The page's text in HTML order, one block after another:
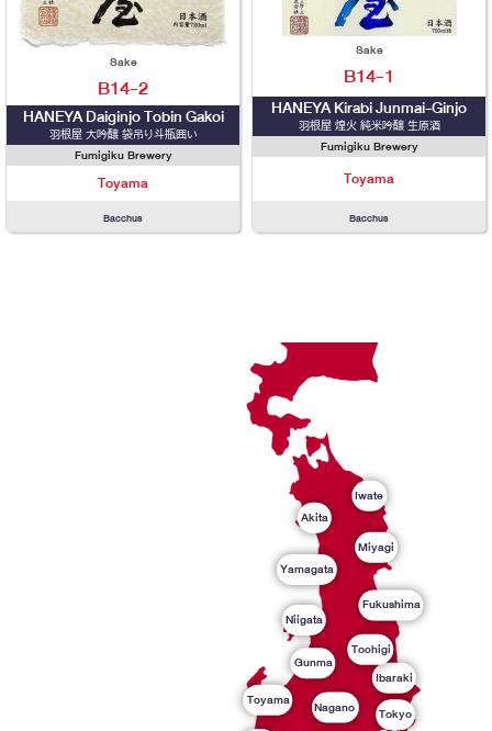
Sake
B14-2
HANEYA Daiginjo Tobin Gakoi
羽根屋 大吟醸 袋吊り斗瓶囲い
Fumigiku Brewery
Toyama
Bacchus
Sake
B14-1
HANEYA Kirabi Junmai-Ginjo
羽根屋 煌火 純米吟醸 生原酒
Fumigiku Brewery
Toyama
Bacchus
Akita
Fukushima
Gunma
Ibaraki
Iwate
Miyagi
Nagano
Niigata
Tochigi
Tokyo
Toyama
Yamagata